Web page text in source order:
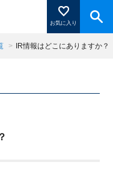
お気に入り
」を押すと登録した
> IR情報はどこにありますか？